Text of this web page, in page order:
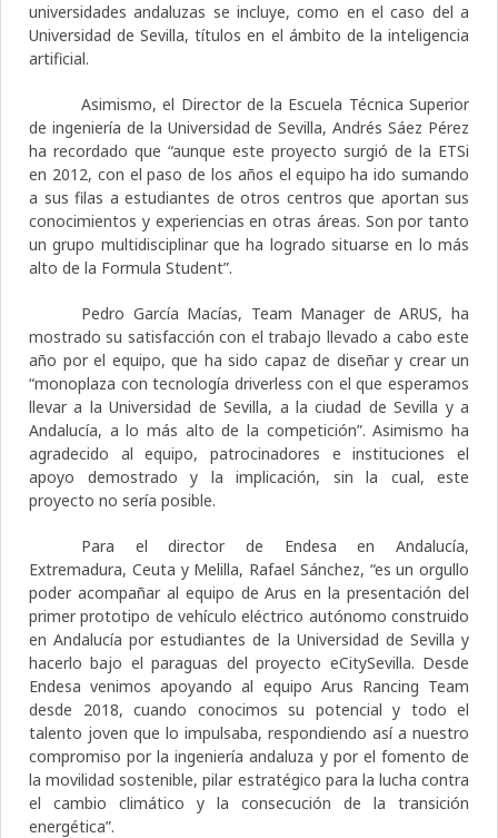
universidades andaluzas se incluye, como en el caso del a
Universidad de Sevilla, títulos en el ámbito de la inteligencia
artificial.
Asimismo, el Director de la Escuela Técnica Superior
de ingeniería de la Universidad de Sevilla, Andrés Sáez Pérez
ha recordado que “aunque este proyecto surgió de la ETSi
en 2012, con el paso de los años el equipo ha ido sumando
a sus filas a estudiantes de otros centros que aportan sus
conocimientos y experiencias en otras áreas. Son por tanto
un grupo multidisciplinar que ha logrado situarse en lo más
alto de la Formula Student”.
Pedro García Macías, Team Manager de ARUS, ha
mostrado su satisfacción con el trabajo llevado a cabo este
año por el equipo, que ha sido capaz de diseñar y crear un
“monoplaza con tecnología driverless con el que esperamos
llevar a la Universidad de Sevilla, a la ciudad de Sevilla y a
Andalucía, a lo más alto de la competición”. Asimismo ha
agradecido al equipo, patrocinadores e instituciones el
apoyo demostrado y la implicación, sin la cual, este
proyecto no sería posible.
Para el director de Endesa en Andalucía,
Extremadura, Ceuta y Melilla, Rafael Sánchez, “es un orgullo
poder acompañar al equipo de Arus en la presentación del
primer prototipo de vehículo eléctrico autónomo construido
en Andalucía por estudiantes de la Universidad de Sevilla y
hacerlo bajo el paraguas del proyecto eCitySevilla. Desde
Endesa venimos apoyando al equipo Arus Rancing Team
desde 2018, cuando conocimos su potencial y todo el
talento joven que lo impulsaba, respondiendo así a nuestro
compromiso por la ingeniería andaluza y por el fomento de
la movilidad sostenible, pilar estratégico para la lucha contra
el cambio climático y la consecución de la transición
energética”.